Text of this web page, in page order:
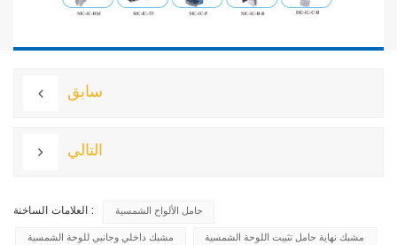
سابق
التالي
العلامات الساخنة : حامل الألواح الشمسية
مشبك داخلي وجانبي للوحة الشمسية مشبك نهاية حامل تثبيت اللوحة الشمسية